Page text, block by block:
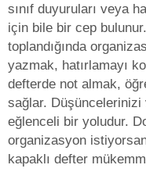
sınıf duyuruları veya
için bile bir cep
toplandığında
yazmak, hatırlamayı
defterde not almak,
sağlar.
eğlenceli bir yoludur.
organizasyon
kapaklı defter